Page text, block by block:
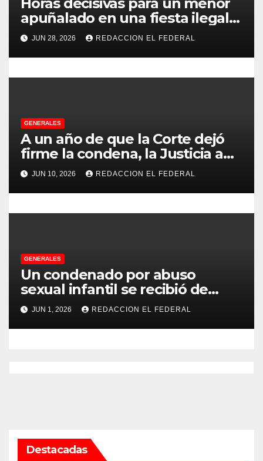
e
n
a
d
a
s
apuñalado en una fiesta ilegal
con más de 500 asistentes en
Chilecito
JUN 28, 2026 REDACCION EL FEDERAL
GENERALES
A un año de que la Corte dejó
firme la condena, la Justicia aún
no pudo decomisarle ni un peso
a CFK
JUN 10, 2026 REDACCION EL FEDERAL
GENERALES
Un condenado por abuso
sexual infantil se recibió de
psicopedagogo dentro del
Servicio Penitenciario de La
Rioja
JUN 1, 2026 REDACCION EL FEDERAL
Destacadas